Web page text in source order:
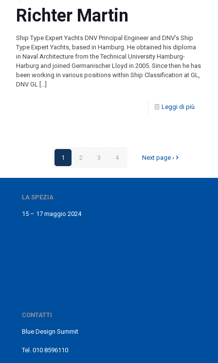
Richter Martin
Ship Type Expert Yachts DNV Principal Engineer and DNV’s Ship
Type Expert Yachts, based in Hamburg. He obtained his diploma
in Naval Architecture from the Technical University Hamburg-
Harburg and joined Germanischer Lloyd in 2005. Since then he has
been working in various positions within Ship Classification at GL,
DNV GL […]
Leggi di più
1 2 3 4 Next page ›
LA SPEZIA
15 – 17 maggio 2024
CONTATTI
Blue Design Summit
Tel. 010 8596110